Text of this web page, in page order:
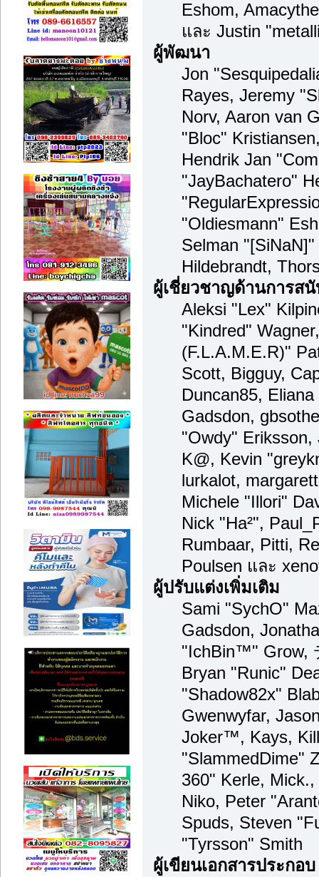
Eshom,
และ Justin
ผู้พัฒนา
Jon
Rayes, Jeremy
Norv, Aaron van
"Bloc"
Hendrik Jan
"JayBachatero"
"Oldiesmann"
Selman
Hildebrandt,
ผู้เชี่ยวชาญด้านการส
Aleksi "Lex"
"Kindred"
(F.L.A.M.E.R)"
Scott, Bigguy,
Duncan85,
Gadsdon,
"Owdy"
K@, Kevin
lurkalot,
Michele "Illori"
Nick "Ha²",
Rumbaar, Pitti,
Poulsen และ
ผู้ปรับแต่งเพิ่มเติม
Sami "SychO"
Gadsdon,
"IchBin™" Grow,
Bryan "Runic"
"Shadow82x"
Gwenwyfar,
Joker™, Kays,
"SlammedDime"
360" Kerle,
Niko, Peter
Spuds, Steven
"Tyrsson" Smith
ผู้เขียนเอกสารประกอบ